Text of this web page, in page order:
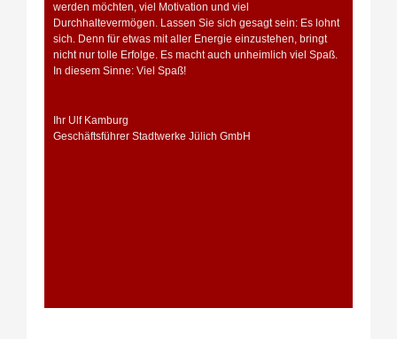
werden möchten, viel Motivation und viel
Durchhaltevermögen. Lassen Sie sich gesagt sein: Es lohnt
sich. Denn für etwas mit aller Energie einzustehen, bringt
nicht nur tolle Erfolge. Es macht auch unheimlich viel Spaß.
In diesem Sinne: Viel Spaß!
Ihr Ulf Kamburg
Geschäftsführer Stadtwerke Jülich GmbH